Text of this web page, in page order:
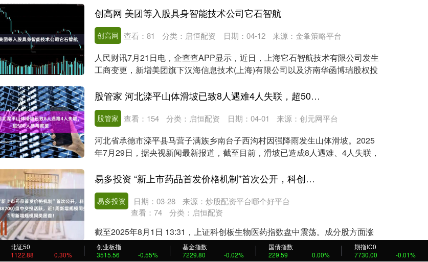
创高网 美团等入股具身智能技术公司它石智航
创高网 日期：04-12 来源：金夆策略平台
查看： 81 分类： 启恒配资
人民财讯7月21日电，企查查APP显示，近日，上海它石智航技术有限公司发生
工商变更，新增美团旗下汉海信息技术(上海)有限公司以及济南华函博瑞股权投
股管家 河北滦平山体滑坡已致8人遇难4人失联，超500人参与救援
股管家 日期：04-01 来源：创元网平台
查看： 154 分类： 启恒配资
河北省承德市滦平县马营子满族乡南台子西沟村因强降雨发生山体滑坡。2025
年7月29日，据央视新闻最新报道，截至目前，滑坡已造成8人遇难、4人失联，
易多投资 “新上市药品首发价格机制”首次公开，科创医药ETF嘉实(588700)盘中交投活跃，近1周新增规模同类居首！
易多投资 日期：03-28
来源：炒股配资平台哪个好平台
查看： 74 分类： 启恒配资
截至2025年8月1日 13:31，上证科创板生物医药指数盘中震荡。成分股方面涨
跌互现，悦康药业领涨9.29%，上海谊众上涨6.15%，迈威生物上涨5.77%；....
北证50
1122.88
0.30%
创业板指
3515.56
-0.55%
基金指数
7229.80
-0.02%
国债指数
229.59
0.00%
期指IC0
7730.00
-0.01%